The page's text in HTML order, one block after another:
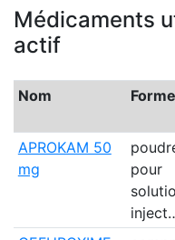
Médicaments
actif
Nom Forme
APROKAM 50
mg
pour